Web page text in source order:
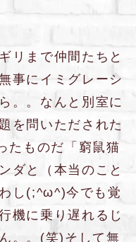
リまで仲間たちと
事にイミグレーシ
。。なんと別室に
を問いただされた
たものだ「窮鼠猫
ダと（本当のこと
し(;^ω^)今でも覚
機に乗り遅れるじ
。。(笑)そして無